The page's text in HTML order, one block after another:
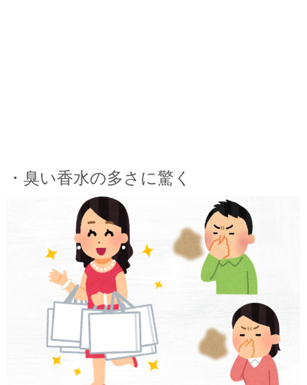
・臭い香水の多さに驚く